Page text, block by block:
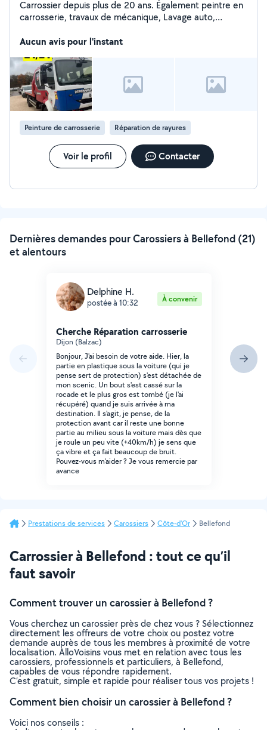
Carrossier depuis plus de 20 ans. Également peintre en
carrosserie, travaux de mécanique, Lavage auto,
Remorquage.. N'hésiter pas dispo du lundi au samedi
Aucun avis pour l'instant
Peinture de carrosserie Réparation de rayures
Voir le profil Contacter
Dernières demandes pour Carossiers à Bellefond (21)
et alentours
Delphine H.
postée à 10:32 À convenir
Cherche Réparation carrosserie
Dijon (Balzac)
Bonjour, J'ai besoin de votre aide. Hier, la
partie en plastique sous la voiture (qui je
pense sert de protection) s'est détachée de
mon scenic. Un bout s'est cassé sur la
rocade et le plus gros est tombé (je l'ai
récupéré) quand je suis arrivée à ma
destination. Il s'agit, je pense, de la
protection avant car il reste une bonne
partie au milieu sous la voiture mais dès que
je roule un peu vite (+40km/h) je sens que
ça vibre et ça fait beaucoup de bruit.
Pouvez-vous m'aider ? Je vous remercie par
avance
Prestations de services Carossiers Côte-d'Or Bellefond
Carrossier à Bellefond : tout ce qu’il
faut savoir
Comment trouver un carossier à Bellefond ?
Vous cherchez un carossier près de chez vous ? Sélectionnez
directement les offreurs de votre choix ou postez votre
demande auprès de tous les membres à proximité de votre
localisation. AlloVoisins vous met en relation avec tous les
carossiers, professionnels et particuliers, à Bellefond,
capables de vous répondre rapidement.
C’est gratuit, simple et rapide pour réaliser tous vos projets !
Comment bien choisir un carossier à Bellefond ?
Voici nos conseils :